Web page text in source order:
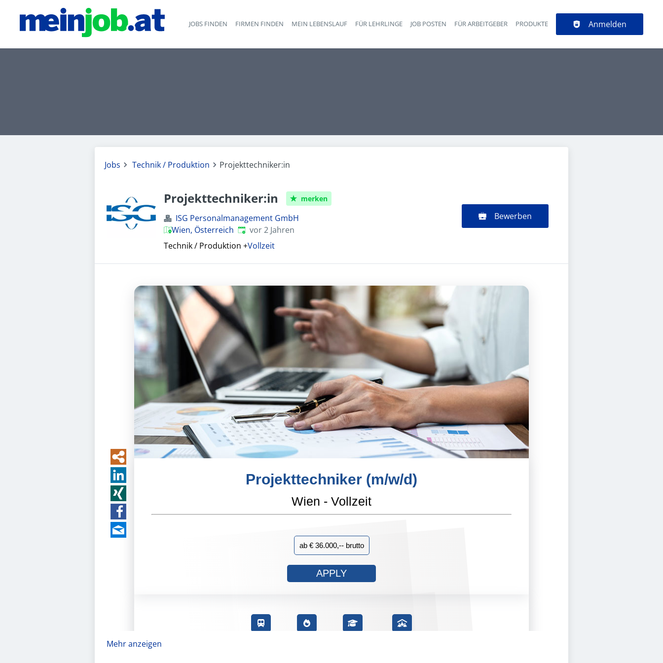
Haupt-Navigation
JOBS FINDEN FIRMEN FINDEN MEIN LEBENSLAUF FÜR LEHRLINGE JOB POSTEN FÜR ARBEITGEBER PRODUKTE Anmelden
Jobs Technik / Produktion Projekttechniker:in
Projekttechniker:in merken
ISG Personalmanagement GmbH
Wien, Österreich Veröffentlicht:
vor 2 Jahren
Technik / Produktion +Vollzeit
Bewerben
Mehr anzeigen